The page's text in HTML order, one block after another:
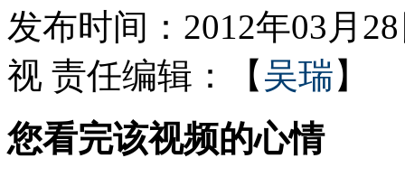
7岁男孩误将浓硫酸当水遭严重毁容
发布时间：2012年03月
视 责任编辑：【 吴瑞】
您看完该视频的心情